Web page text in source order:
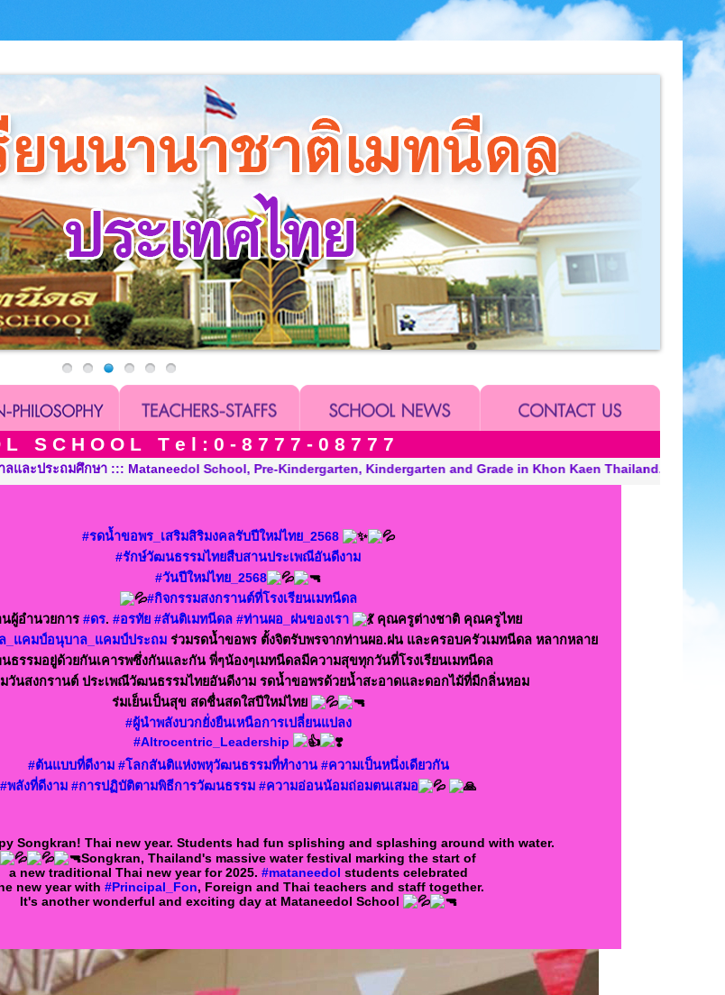
L S C H O O L T e l : 0 - 8 7 7 7 - 0 8 7 7 7
Kindergarten and Grade in Khon Kaen Thailand. “A Modern, Environmentally Conscious School
#รดน้ำขอพร_เสริมสิริมงคลรับปีใหม่ไทย_2568
#รักษ์วัฒนธรรมไทยสืบสานประเพณีอันดีงาม
#วันปีใหม่ไทย_2568
#กิจกรรมสงกรานต์ที่โรงเรียนเมทนีดล
ผู้อำนวยการ #ดร. #อรทัย #สันติเมทนีดล #ท่านผอ_ฝนของเรา
คุณครูต่างชาติ คุณครูไทย
_แคมป์อนุบาล_แคมป์ประถม ร่วมรดน้ำขอพร ตั้งจิตรับพรจากท่านผอ.ฝน และครอบครัวเมทนีดล หลากหลาย
ธรรมอยู่ด้วยกันเคารพซึ่งกันและกัน พี่ๆน้องๆเมทนีดลมีความสุขทุกวันที่โรงเรียนเมทนีดล
วันสงกรานต์ ประเพณีวัฒนธรรมไทยอันดีงาม รดน้ำขอพรด้วยน้ำสะอาดและดอกไม้ที่มีกลิ่นหอม
ร่มเย็นเป็นสุข สดชื่นสดใสปีใหม่ไทย
#ผู้นำพลังบวกยั่งยืนเหนือการเปลี่ยนแปลง
#Altrocentric_Leadership
#ต้นแบบที่ดีงาม #โลกสันติแห่งพหุวัฒนธรรมที่ทำงาน #ความเป็นหนึ่งเดียวกัน
#พลังที่ดีงาม #การปฏิบัติตามพิธีการวัฒนธรรม #ความอ่อนน้อมถ่อมตนเสมอ
Songkran! Thai new year. Students had fun splishing and splashing around with water.
Songkran, Thailand's massive water festival marking the start of
a new traditional Thai new year for 2025. #mataneedol students celebrated
new year with #Principal_Fon, Foreign and Thai teachers and staff together.
It's another wonderful and exciting day at Mataneedol School